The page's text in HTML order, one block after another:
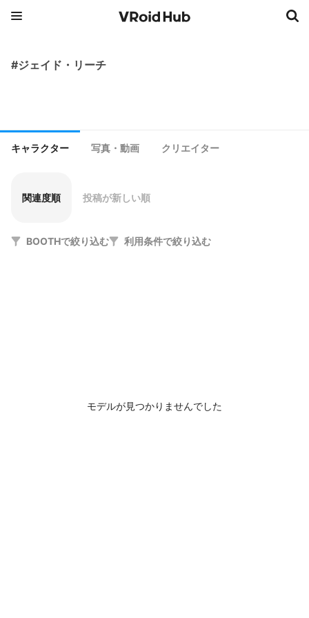
#ジェイド・リーチ
キャラクター 写真・動画 クリエイター
関連度順 投稿が新しい順
BOOTHで絞り込む 利用条件で絞り込む
モデルが見つかりませんでした